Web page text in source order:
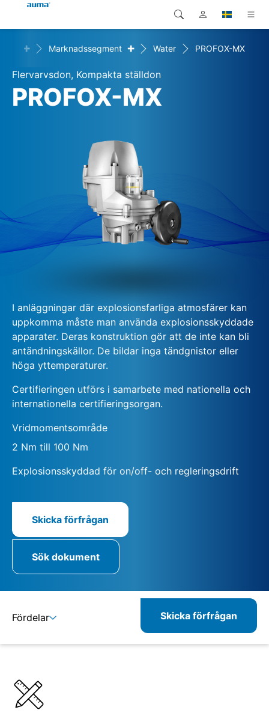
Produkter
Lösningar
Global
Europa
Nordamerika
Sök
+ Marknadssegment + Water PROFOX-MX
Flervarvsdon, Kompakta ställdon
PROFOX-MX
I anläggningar där explosionsfarliga atmosfärer kan
uppkomma måste man använda explosionsskyddade
apparater. Deras konstruktion gör att de inte kan bli
antändningskällor. De bildar inga tändgnistor eller
höga yttemperaturer.
Certifieringen utförs i samarbete med nationella och
internationella certifieringsorgan.
Vridmomentsområde
2 Nm till 100 Nm
Explosionsskyddad för on/off- och regleringsdrift
Skicka förfrågan
Sök dokument
Fördelar
Relaterade produkter
Skicka förfrågan